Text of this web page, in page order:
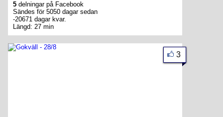
5 delningar på Facebook
Sändes för 5050 dagar sedan
-20671 dagar kvar.
Längd: 27 min
3